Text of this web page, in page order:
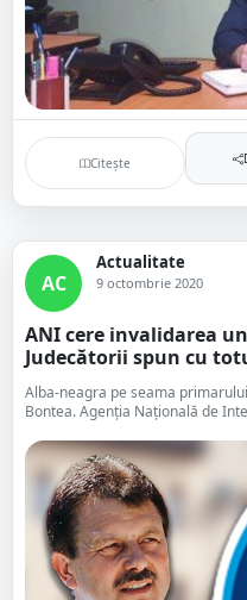
Citește
AC
Actualitate
9 octombrie 2020
ANI cere invalidarea
Judecătorii spun cu
Alba-neagra pe seama
Bontea. Agenția Națională de